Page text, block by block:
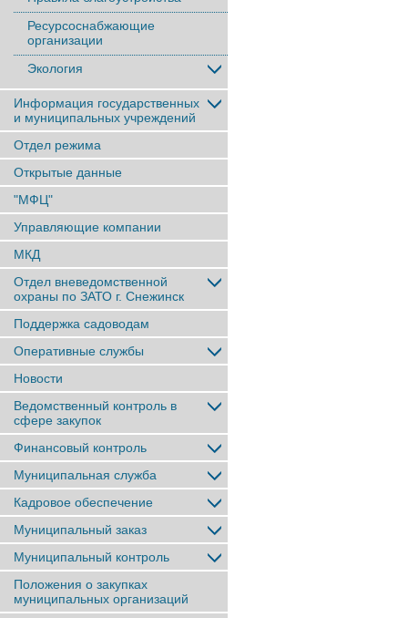
Ресурсоснабжающие
организации
Экология
Информация государственных
и муниципальных учреждений
Отдел режима
Открытые данные
"МФЦ"
Управляющие компании
МКД
Отдел вневедомственной
охраны по ЗАТО г. Снежинск
Поддержка садоводам
Оперативные службы
Новости
Ведомственный контроль в
сфере закупок
Финансовый контроль
Муниципальная служба
Кадровое обеспечение
Муниципальный заказ
Муниципальный контроль
Положения о закупках
муниципальных организаций